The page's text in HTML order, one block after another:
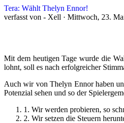
Tera: Wählt Thelyn Ennor!
verfasst von - Xell · Mittwoch, 23.
Mit dem heutigen Tage wurde die
lohnt, soll es nach erfolgreicher
Auch wir von Thelyn Ennor haben
Potenzial sehen und so der
1. Wir werden probieren, so
2. Wir setzen die Steuern